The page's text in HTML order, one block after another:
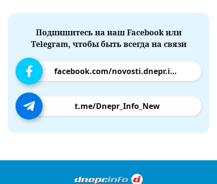
Подпишитесь на наш Facebook или
Telegram, чтобы быть всегда на связи
facebook.com/novosti.dnepr.info
t.me/Dnepr_Info_New